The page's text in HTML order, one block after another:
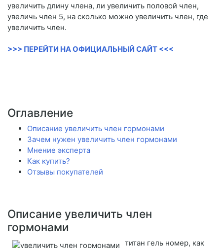
увеличить длину члена, ли увеличить половой член,
увеличь член 5, на сколько можно увеличить член, где
увеличить член.
>>> ПЕРЕЙТИ НА ОФИЦИАЛЬНЫЙ САЙТ <<<
Оглавление
Описание увеличить член гормонами
Зачем нужен увеличить член гормонами
Мнение эксперта
Как купить?
Отзывы покупателей
Описание увеличить член
гормонами
титан гель номер, как